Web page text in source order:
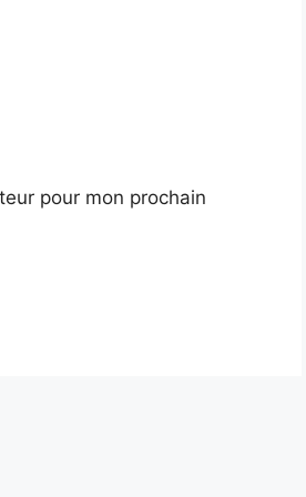
pour mon prochain